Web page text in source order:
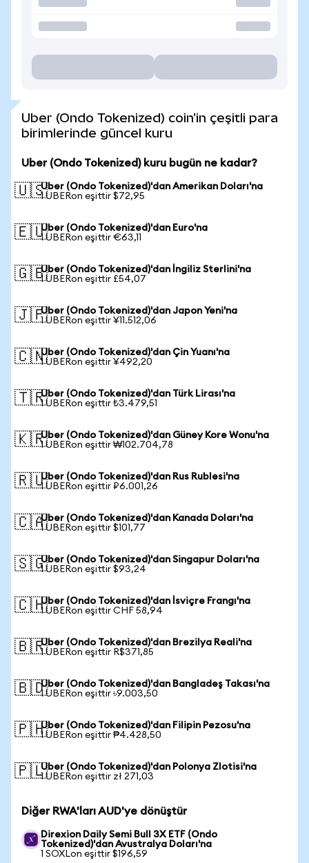
Uber (Ondo Tokenized) coin'in çeşitli para
birimlerinde güncel kuru
Uber (Ondo Tokenized) kuru bugün ne kadar?
🇺🇸Uber (Ondo Tokenized)'dan Amerikan Doları'na
1 UBERon eşittir $72,95
🇪🇺Uber (Ondo Tokenized)'dan Euro'na
1 UBERon eşittir €63,11
🇬🇧Uber (Ondo Tokenized)'dan İngiliz Sterlini'na
1 UBERon eşittir £54,07
🇯🇵Uber (Ondo Tokenized)'dan Japon Yeni'na
1 UBERon eşittir ¥11.512,06
🇨🇳Uber (Ondo Tokenized)'dan Çin Yuanı'na
1 UBERon eşittir ¥492,20
🇹🇷Uber (Ondo Tokenized)'dan Türk Lirası'na
1 UBERon eşittir ₺3.479,51
🇰🇷Uber (Ondo Tokenized)'dan Güney Kore Wonu'na
1 UBERon eşittir ₩102.704,78
🇷🇺Uber (Ondo Tokenized)'dan Rus Rublesi'na
1 UBERon eşittir ₽6.001,26
🇨🇦Uber (Ondo Tokenized)'dan Kanada Doları'na
1 UBERon eşittir $101,77
🇸🇬Uber (Ondo Tokenized)'dan Singapur Doları'na
1 UBERon eşittir $93,24
🇨🇭Uber (Ondo Tokenized)'dan İsviçre Frangı'na
1 UBERon eşittir CHF 58,94
🇧🇷Uber (Ondo Tokenized)'dan Brezilya Reali'na
1 UBERon eşittir R$371,85
🇧🇩Uber (Ondo Tokenized)'dan Bangladeş Takası'na
1 UBERon eşittir ৳9.003,50
🇵🇭Uber (Ondo Tokenized)'dan Filipin Pezosu'na
1 UBERon eşittir ₱4.428,50
🇵🇱Uber (Ondo Tokenized)'dan Polonya Zlotisi'na
1 UBERon eşittir zł 271,03
Diğer RWA'ları AUD'ye dönüştür
Direxion Daily Semi Bull 3X ETF (Ondo
Tokenized)'dan Avustralya Doları'na
1 SOXLon eşittir $196,59